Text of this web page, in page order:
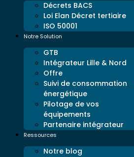
Décrets BACS
Loi Elan Décret tertiaire
ISO 50001
Notre Solution
GTB
Intégrateur Lille & Nord
Offre
Suivi de consommation
énergétique
Pilotage de vos
équipements
Partenaire intégrateur
Ressources
Notre blog